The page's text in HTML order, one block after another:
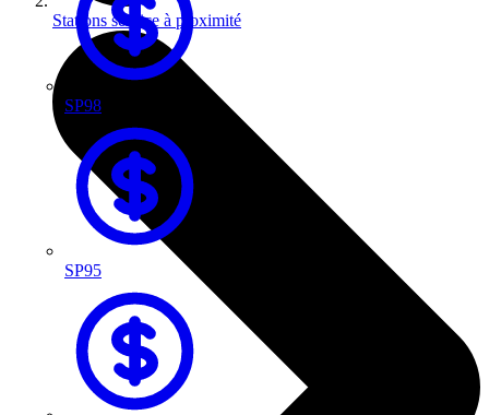
SP98
SP95
Stations service à proximité